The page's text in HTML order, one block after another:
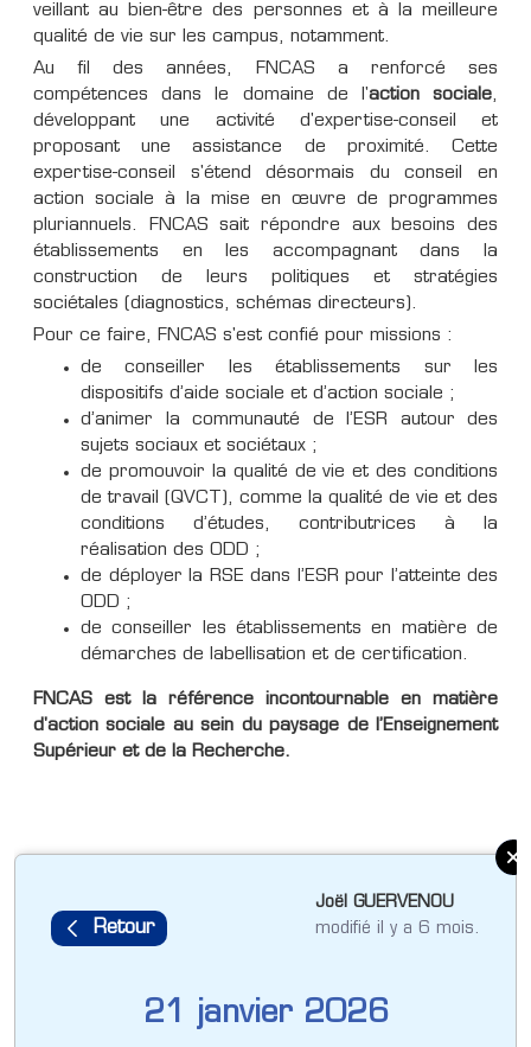
veillant au bien-être des personnes et à la meilleure
qualité de vie sur les campus, notamment.
Au fil des années, FNCAS a renforcé ses
compétences dans le domaine de l'action sociale,
développant une activité d'expertise-conseil et
proposant une assistance de proximité. Cette
expertise-conseil s'étend désormais du conseil en
action sociale à la mise en œuvre de programmes
pluriannuels. FNCAS sait répondre aux besoins des
établissements en les accompagnant dans la
construction de leurs politiques et stratégies
sociétales (diagnostics, schémas directeurs).
Pour ce faire, FNCAS s'est confié pour missions :
de conseiller les établissements sur les
dispositifs d’aide sociale et d’action sociale ;
d’animer la communauté de l’ESR autour des
sujets sociaux et sociétaux ;
de promouvoir la qualité de vie et des conditions
de travail (QVCT), comme la qualité de vie et des
conditions d’études, contributrices à la
réalisation des ODD ;
de déployer la RSE dans l’ESR pour l’atteinte des
ODD ;
de conseiller les établissements en matière de
démarches de labellisation et de certification.
FNCAS est la référence incontournable en matière
d'action sociale au sein du paysage de l’Enseignement
Supérieur et de la Recherche.
Joël GUERVENOU
modifié il y a 6 mois.
21 janvier 2026